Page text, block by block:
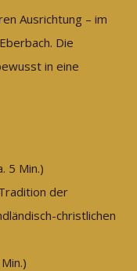
Ausrichtung – im
Die
in eine
5 Min.)
der
christlichen